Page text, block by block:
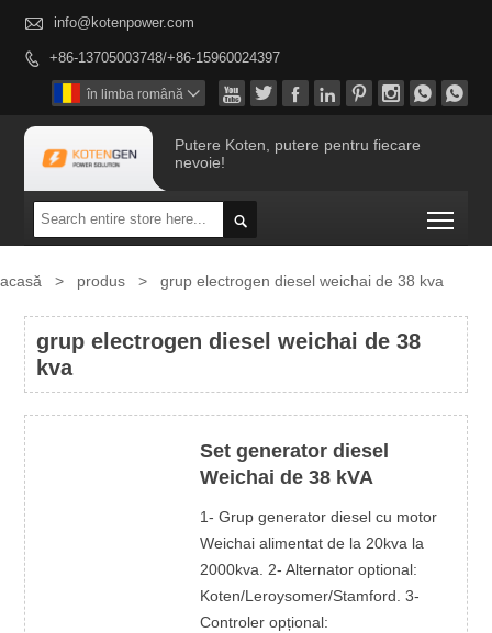
 info@kotenpower.com
 +86-13705003748/+86-15960024397
       
în limba română 
Putere Koten, putere pentru fiecare
nevoie!

acasă > produs > grup electrogen diesel weichai de 38 kva
grup electrogen diesel weichai de 38
kva
Set generator diesel
Weichai de 38 kVA
1- Grup generator diesel cu motor
Weichai alimentat de la 20kva la
2000kva. 2- Alternator optional:
Koten/Leroysomer/Stamford. 3-
Controler opțional: